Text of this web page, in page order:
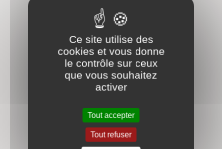
Ce site utilise des
cookies et vous donne
le contrôle sur ceux
que vous souhaitez
activer
Tout accepter
Tout refuser